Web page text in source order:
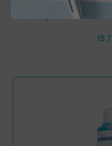
Hystéromètre
Prix